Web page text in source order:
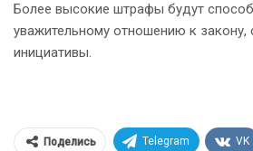
Более высокие штрафы будут
уважительному отношению к закону,
инициативы.
Поделись Telegram VK